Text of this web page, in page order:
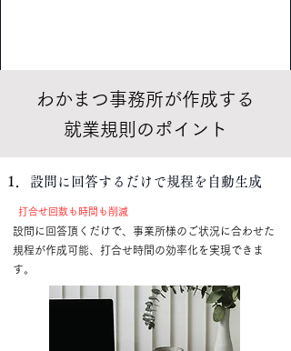
わかまつ事務所が作成する
就業規則のポイント
1． 設問に回答するだけで規程を自動生成
打合せ回数も時間も削減
設問に回答頂くだけで、事業所様のご状況に合わせた
規程が作成可能、打合せ時間の効率化を実現できま
す。